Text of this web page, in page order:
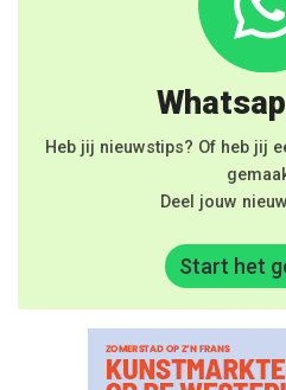
Heb jij nieuwstips? Of heb jij
Deel jouw
Start het